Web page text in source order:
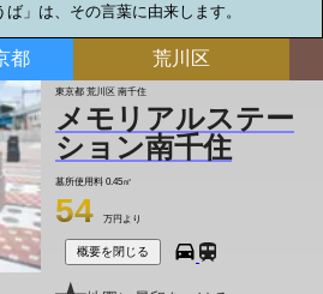
」は、その言葉に由来します。
都 荒川区
東京都 荒川区 南千住
メモリアルステー
ション南千住
墓所使用料 0.45㎡
54 万円より
概要を閉じる